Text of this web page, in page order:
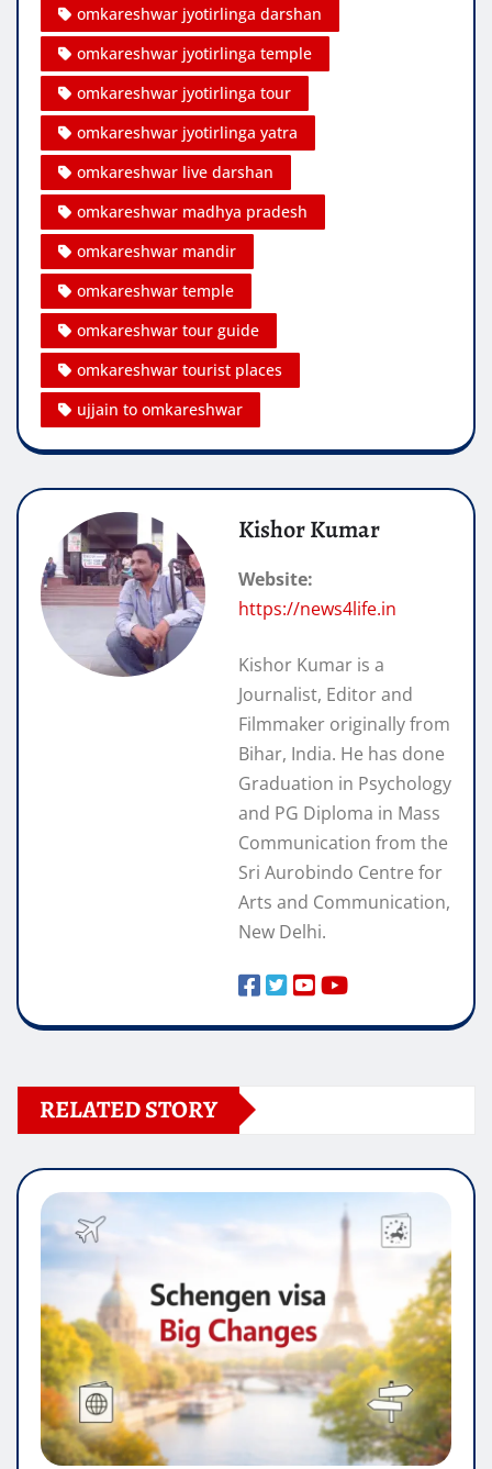
omkareshwar jyotirlinga darshan
omkareshwar jyotirlinga temple
omkareshwar jyotirlinga tour
omkareshwar jyotirlinga yatra
omkareshwar live darshan
omkareshwar madhya pradesh
omkareshwar mandir
omkareshwar temple
omkareshwar tour guide
omkareshwar tourist places
ujjain to omkareshwar
Kishor Kumar
Website:
https://news4life.in
Kishor Kumar is a
Journalist, Editor and
Filmmaker originally from
Bihar, India. He has done
Graduation in Psychology
and PG Diploma in Mass
Communication from the
Sri Aurobindo Centre for
Arts and Communication,
New Delhi.
RELATED STORY